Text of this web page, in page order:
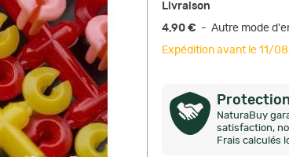
Livraison
4,90 € - Autre mode
Expédition avant le 11/
NaturaBuy
satisfaction,
Frais calculés